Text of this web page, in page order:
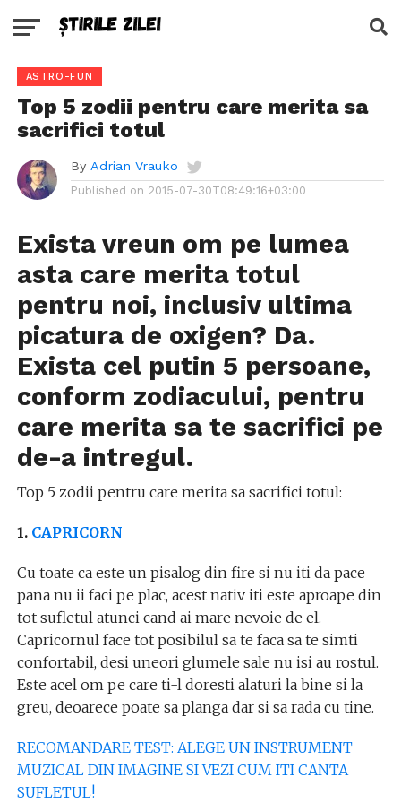
ASTRO-FUN
Top 5 zodii pentru care merita sa
sacrifici totul
By Adrian Vrauko
Published on 2015-07-30T08:49:16+03:00
Exista vreun om pe lumea
asta care merita totul
pentru noi, inclusiv ultima
picatura de oxigen? Da.
Exista cel putin 5 persoane,
conform zodiacului, pentru
care merita sa te sacrifici pe
de-a intregul.
Top 5 zodii pentru care merita sa sacrifici totul:
1. CAPRICORN
Cu toate ca este un pisalog din fire si nu iti da pace
pana nu ii faci pe plac, acest nativ iti este aproape din
tot sufletul atunci cand ai mare nevoie de el.
Capricornul face tot posibilul sa te faca sa te simti
confortabil, desi uneori glumele sale nu isi au rostul.
Este acel om pe care ti-l doresti alaturi la bine si la
greu, deoarece poate sa planga dar si sa rada cu tine.
RECOMANDARE TEST: ALEGE UN INSTRUMENT
MUZICAL DIN IMAGINE SI VEZI CUM ITI CANTA
SUFLETUL!